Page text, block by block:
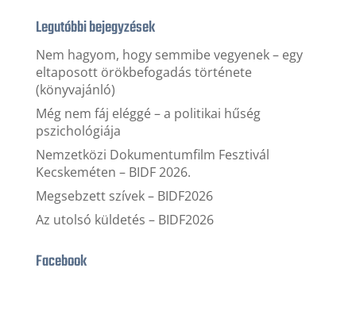
Legutóbbi bejegyzések
Nem hagyom, hogy semmibe vegyenek – egy
eltaposott örökbefogadás története
(könyvajánló)
Még nem fáj eléggé – a politikai hűség
pszichológiája
Nemzetközi Dokumentumfilm Fesztivál
Kecskeméten – BIDF 2026.
Megsebzett szívek – BIDF2026
Az utolsó küldetés – BIDF2026
Facebook